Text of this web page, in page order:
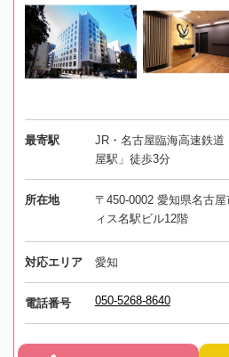
最寄駅
JR・名古屋臨海高速鉄
屋駅」徒歩3分
所在地
〒450-0002 愛知県名古
ィス名駅ビル12階
対応エリア 愛知
電話番号 050-5268-8640